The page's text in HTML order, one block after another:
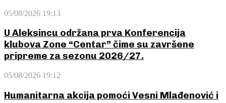
05/08/2026 19:13
U Aleksincu održana prva Konferencija
klubova Zone “Centar” čime su završene
pripreme za sezonu 2026/27.
05/08/2026 19:12
Humanitarna akcija pomoći Vesni Mlađenović i